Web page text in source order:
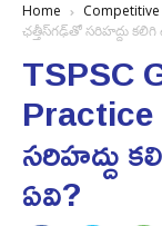
Home Competitive
ఛత్తీస్‌గఢ్‌తో సరిహద్దు
TSPSC
సరిహద్దు
ఏవి?